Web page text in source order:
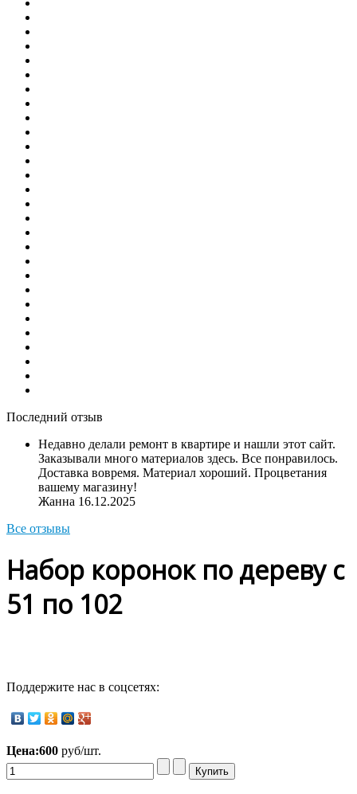
Последний отзыв
Недавно делали ремонт в квартире и нашли этот сайт.
Заказывали много материалов здесь. Все понравилось.
Доставка вовремя. Материал хороший. Процветания
вашему магазину!
Жанна 16.12.2025
Все отзывы
Набор коронок по дереву с
51 по 102
Поддержите нас в соцсетях:
Цена:600 руб/шт.